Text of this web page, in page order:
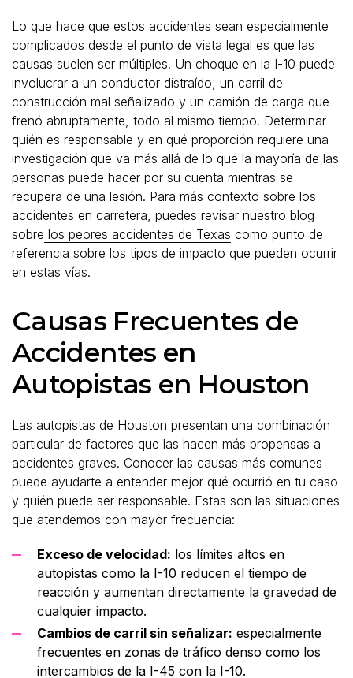
Lo que hace que estos accidentes sean especialmente
complicados desde el punto de vista legal es que las
causas suelen ser múltiples. Un choque en la I-10 puede
involucrar a un conductor distraído, un carril de
construcción mal señalizado y un camión de carga que
frenó abruptamente, todo al mismo tiempo. Determinar
quién es responsable y en qué proporción requiere una
investigación que va más allá de lo que la mayoría de las
personas puede hacer por su cuenta mientras se
recupera de una lesión. Para más contexto sobre los
accidentes en carretera, puedes revisar nuestro blog
sobre los peores accidentes de Texas como punto de
referencia sobre los tipos de impacto que pueden ocurrir
en estas vías.
Causas Frecuentes de
Accidentes en
Autopistas en Houston
Las autopistas de Houston presentan una combinación
particular de factores que las hacen más propensas a
accidentes graves. Conocer las causas más comunes
puede ayudarte a entender mejor qué ocurrió en tu caso
y quién puede ser responsable. Estas son las situaciones
que atendemos con mayor frecuencia:
Exceso de velocidad: los límites altos en
autopistas como la I-10 reducen el tiempo de
reacción y aumentan directamente la gravedad de
cualquier impacto.
Cambios de carril sin señalizar: especialmente
frecuentes en zonas de tráfico denso como los
intercambios de la I-45 con la I-10.